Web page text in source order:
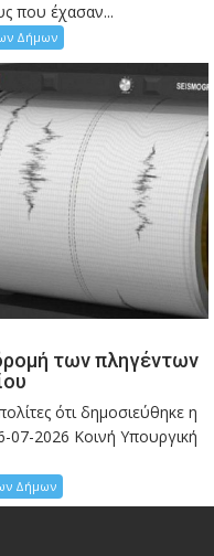
που έχασαν...
Δήμων
των πληγέντων
ότι δημοσιεύθηκε η
07-2026 Κοινή Υπουργική
Δήμων